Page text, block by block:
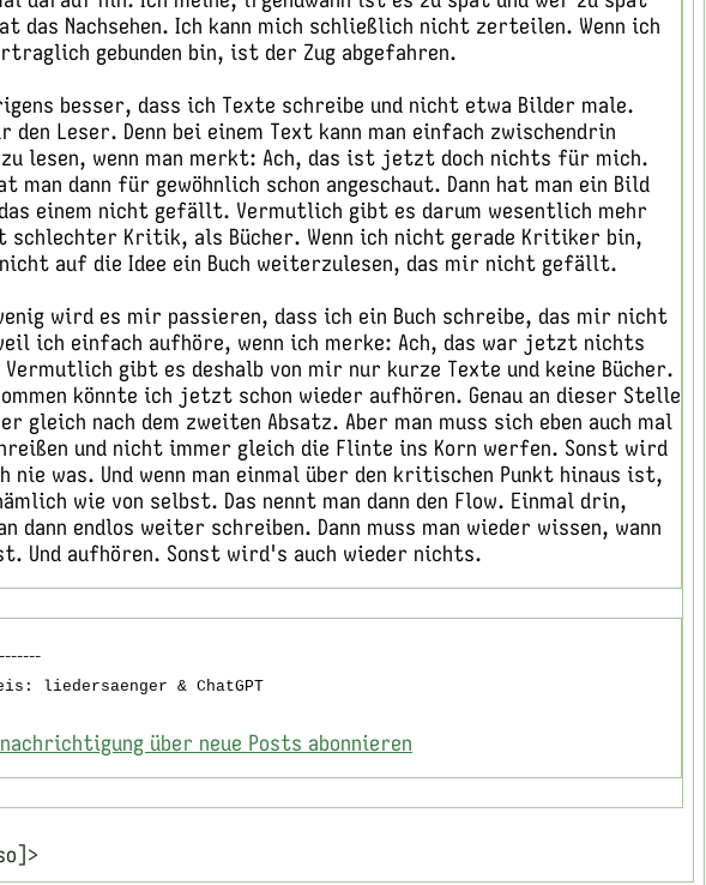
das Nachsehen. Ich kann mich schließlich nicht zerteilen. Wenn ich
gebunden bin, ist der Zug abgefahren.
besser, dass ich Texte schreibe und nicht etwa Bilder male.
den Leser. Denn bei einem Text kann man einfach zwischendrin
lesen, wenn man merkt: Ach, das ist jetzt doch nichts für mich.
man dann für gewöhnlich schon angeschaut. Dann hat man ein Bild
einem nicht gefällt. Vermutlich gibt es darum wesentlich mehr
schlechter Kritik, als Bücher. Wenn ich nicht gerade Kritiker bin,
auf die Idee ein Buch weiterzulesen, das mir nicht gefällt.
wird es mir passieren, dass ich ein Buch schreibe, das mir nicht
ich einfach aufhöre, wenn ich merke: Ach, das war jetzt nichts
gibt es deshalb von mir nur kurze Texte und keine Bücher.
könnte ich jetzt schon wieder aufhören. Genau an dieser Stelle
gleich nach dem zweiten Absatz. Aber man muss sich eben auch mal
und nicht immer gleich die Flinte ins Korn werfen. Sonst wird
nie was. Und wenn man einmal über den kritischen Punkt hinaus ist,
wie von selbst. Das nennt man dann den Flow. Einmal drin,
dann endlos weiter schreiben. Dann muss man wieder wissen, wann
Und aufhören. Sonst wird's auch wieder nichts.
liedersaenger & ChatGPT
über neue Posts abonnieren